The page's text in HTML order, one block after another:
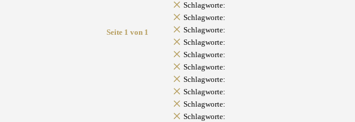
Seite 1 von 1
Schlagworte:
Schlagworte:
Schlagworte:
Schlagworte:
Schlagworte:
Schlagworte:
Schlagworte:
Schlagworte:
Schlagworte:
Schlagworte: